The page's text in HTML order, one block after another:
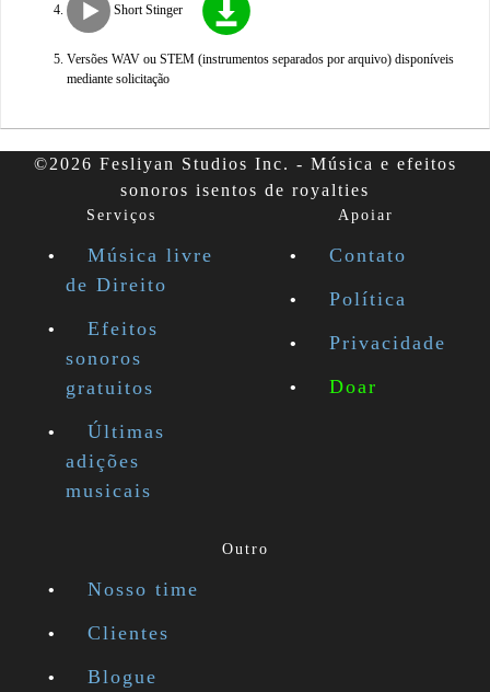
Short Stinger
Versões WAV ou STEM (instrumentos separados por arquivo) disponíveis
mediante solicitação
©2026 Fesliyan Studios Inc. - Música e efeitos
sonoros isentos de royalties
Serviços
Música livre
de Direito
Efeitos
sonoros
gratuitos
Últimas
adições
musicais
Apoiar
Contato
Política
Privacidade
Doar
Outro
Nosso time
Clientes
Blogue